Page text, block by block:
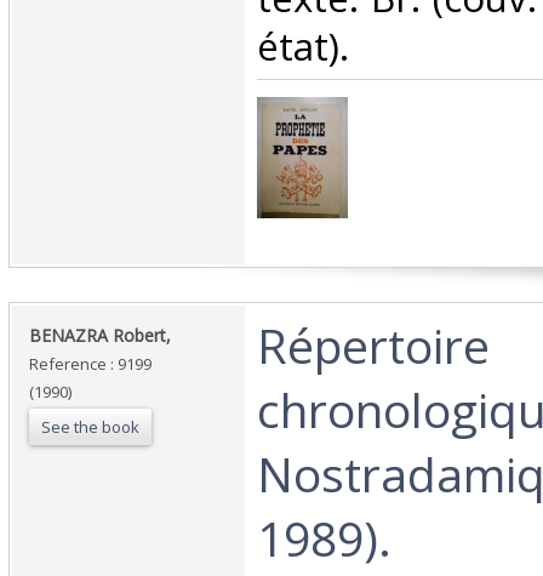
état).‎
‎BENAZRA Robert,‎
Reference : 9199
(1990)
See the book
‎Répertoire
1989).‎